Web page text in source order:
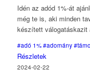
Idén az adód 1%-át
még te is, aki minden
készített válogatáskazit
#adó 1% #adomány
Részletek
2024-02-22